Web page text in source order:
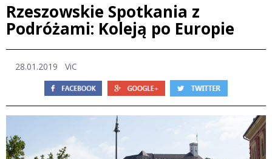
Rzeszowskie Spotkania z
Podróżami: Koleją po Europie
28.01.2019 ViC